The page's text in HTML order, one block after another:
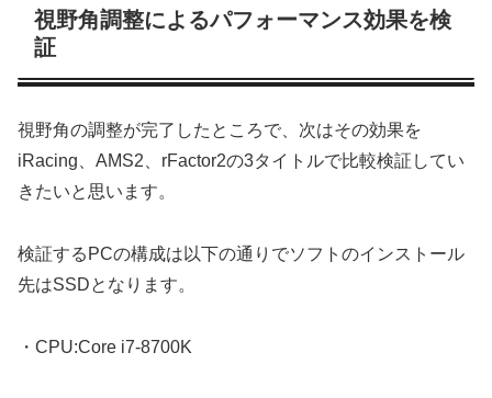
視野角調整によるパフォーマンス効果を検
証
視野角の調整が完了したところで、次はその効果を
iRacing、AMS2、rFactor2の3タイトルで比較検証してい
きたいと思います。
検証するPCの構成は以下の通りでソフトのインストール
先はSSDとなります。
・CPU:Core i7-8700K